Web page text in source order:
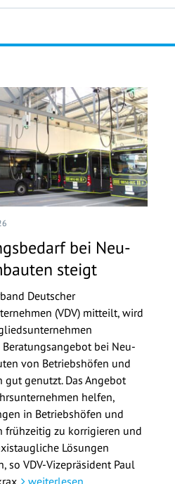
bei Neu-
steigt
Deutscher
(VDV) mitteilt, wird
bei Neu-
von Betriebshöfen und
gut genutzt. Das Angebot
helfen,
in Betriebshöfen und
frühzeitig zu korrigieren und
Lösungen
so VDV-Vizepräsident Paul